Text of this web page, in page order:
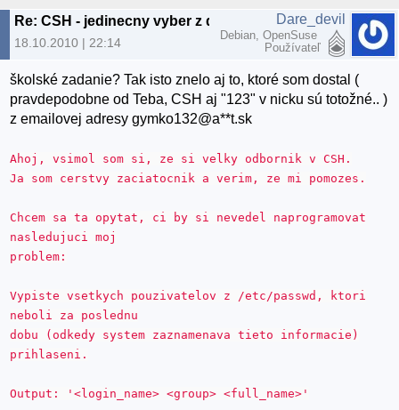
18.10.2010 | 22:14
Dare_devil
Debian, OpenSuse
Používateľ
školské zadanie? Tak isto znelo aj to, ktoré som dostal (
pravdepodobne od Teba, CSH aj "123" v nicku sú totožné.. )
z emailovej adresy gymko132@a**t.sk
Ahoj, vsimol som si, ze si velky odbornik v CSH.
Ja som cerstvy zaciatocnik a verim, ze mi pomozes.
Chcem sa ta opytat, ci by si nevedel naprogramovat
nasledujuci moj
problem:
Vypiste vsetkych pouzivatelov z /etc/passwd, ktori
neboli za poslednu
dobu (odkedy system zaznamenava tieto informacie)
prihlaseni.
Output: '<login_name> <group> <full_name>'